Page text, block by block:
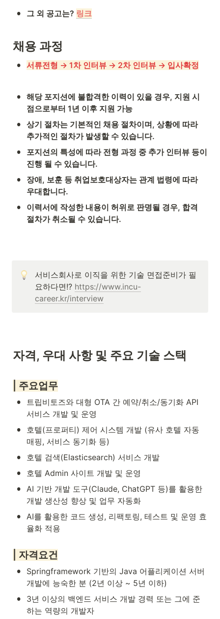
• 그 외 공고는? 링크
채용 과정
• 서류전형 → 1차 인터뷰 → 2차 인터뷰 → 입사확정
• 해당 포지션에 불합격한 이력이 있을 경우, 지원 시
점으로부터 1년 이후 지원 가능
• 상기 절차는 기본적인 채용 절차이며, 상황에 따라
추가적인 절차가 발생할 수 있습니다.
•
포지션의 특성에 따라 전형 과정 중 추가 인터뷰 등이
진행 될 수 있습니다.
•
장애, 보훈 등 취업보호대상자는 관계 법령에 따라
우대합니다.
•
이력서에 작성한 내용이 허위로 판명될 경우, 합격
절차가 취소될 수 있습니다.
서비스회사로 이직을 위한 기술 면접준비가 필
요하다면!? https://www.incu-
career.kr/interview
자격, 우대 사항 및 주요 기술 스택
| 주요업무
•
트립비토즈와 대형 OTA 간 예약/취소/동기화 API
서비스 개발 및 운영
•
호텔(프로퍼티) 제어 시스템 개발 (유사 호텔 자동
매핑, 서비스 동기화 등)
• 호텔 검색(Elasticsearch) 서비스 개발
• 호텔 Admin 사이트 개발 및 운영
•
AI 기반 개발 도구(Claude, ChatGPT 등)를 활용한
개발 생산성 향상 및 업무 자동화
•
AI를 활용한 코드 생성, 리팩토링, 테스트 및 운영 효
율화 적용
| 자격요건
•
Springframework 기반의 Java 어플리케이션 서버
개발에 능숙한 분 (2년 이상 ~ 5년 이하)
•
3년 이상의 백엔드 서비스 개발 경력 또는 그에 준
하는 역량의 개발자